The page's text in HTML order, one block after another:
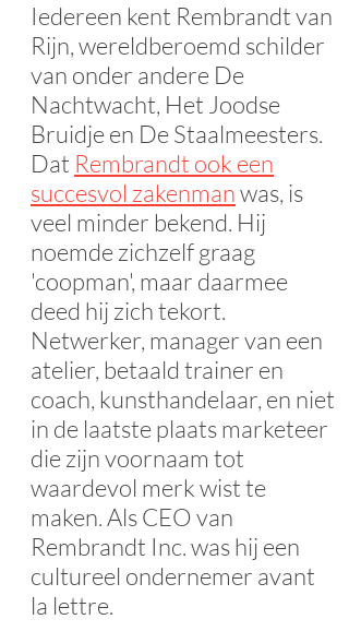
Iedereen kent Rembrandt van
Rijn, wereldberoemd schilder
van onder andere De
Nachtwacht, Het Joodse
Bruidje en De Staalmeesters.
Dat Rembrandt ook een
succesvol zakenmanwas, is
veel minder bekend. Hij
noemde zichzelf graag
'coopman', maar daarmee
deed hij zich tekort.
Netwerker, manager van een
atelier, betaald trainer en
coach, kunsthandelaar, en niet
in de laatste plaats marketeer
die zijn voornaam tot
waardevol merk wist te
maken. Als CEO van
Rembrandt Inc. was hij een
cultureel ondernemer avant
la lettre.